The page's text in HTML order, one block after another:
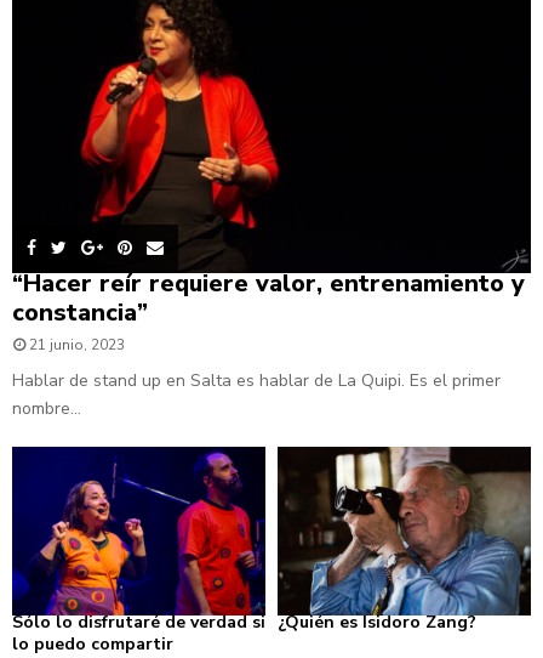
“Hacer reír requiere valor, entrenamiento y
constancia”
21 junio, 2023
Hablar de stand up en Salta es hablar de La Quipi. Es el primer
nombre...
Sólo lo disfrutaré de verdad si
lo puedo compartir
¿Quién es Isidoro Zang?